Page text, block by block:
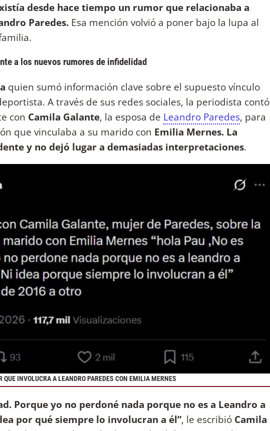
desde hace tiempo un rumor que relacionaba a
Paredes. Esa mención volvió a poner bajo la lupa al
a los nuevos rumores de infidelidad
quien sumó información clave sobre el supuesto vínculo
A través de sus redes sociales, la periodista contó
con Camila Galante, la esposa de Leandro Paredes, para
que vinculaba a su marido con Emilia Mernes. La
y no dejó lugar a demasiadas interpretaciones.
INVOLUCRA A LEANDRO PAREDES CON EMILIA MERNES
Porque yo no perdoné nada porque no es a Leandro a
por qué siempre lo involucran a él”, le escribió Camila